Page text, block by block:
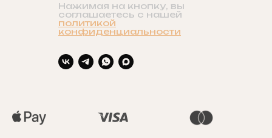
Нажимая на кнопку, вы
соглашаетесь с нашей
политикой
конфиденциальности